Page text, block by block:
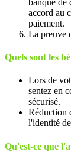
banque de
accord au
paiement.
La preuve
Quels sont les
Lors de
sentez en
sécurisé.
Réduction
l'identité
Qu'est-ce que